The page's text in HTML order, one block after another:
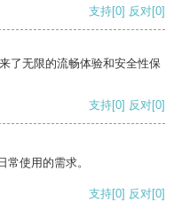
支持[0] 反对[0]
了无限的流畅体验和安全性保
支持[0] 反对[0]
使用的需求。
支持[0] 反对[0]